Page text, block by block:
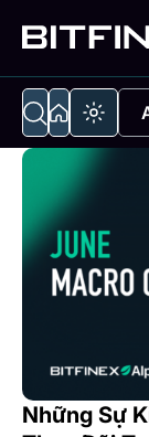
Những Sự